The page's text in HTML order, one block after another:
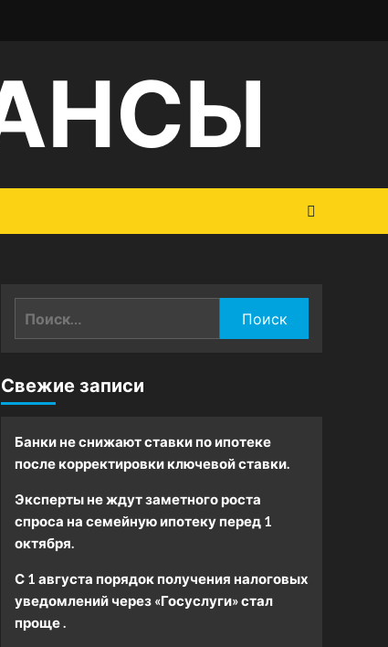
Свежие записи
Банки не снижают ставки по ипотеке
после корректировки ключевой ставки.
Эксперты не ждут заметного роста
спроса на семейную ипотеку перед 1
октября.
С 1 августа порядок получения налоговых
уведомлений через «Госуслуги» стал
проще .